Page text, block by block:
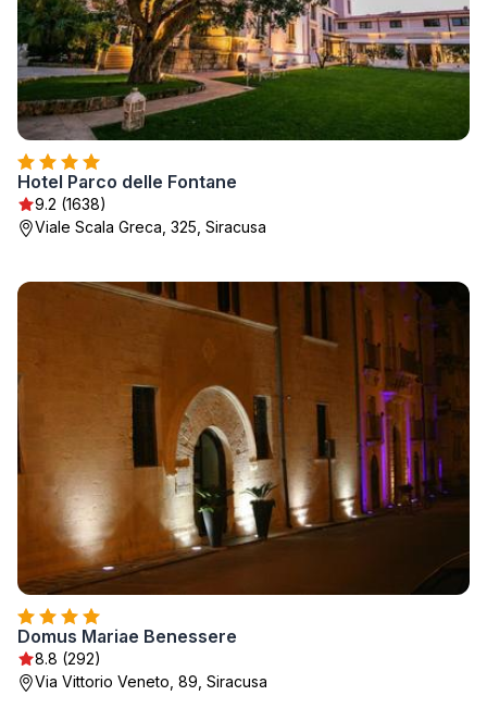
Hotel Parco delle Fontane
9.2 (1638)
Viale Scala Greca, 325, Siracusa
Domus Mariae Benessere
8.8 (292)
Via Vittorio Veneto, 89, Siracusa